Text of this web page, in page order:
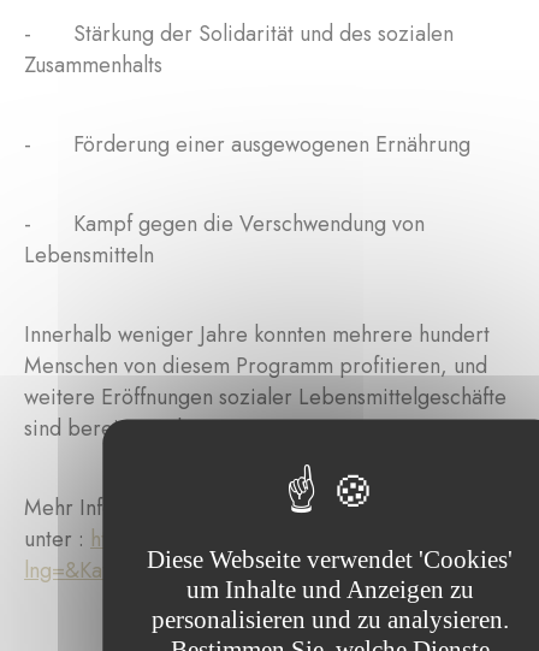
- Stärkung der Solidarität und des sozialen
Zusammenhalts
- Förderung einer ausgewogenen Ernährung
- Kampf gegen die Verschwendung von
Lebensmitteln
Innerhalb weniger Jahre konnten mehrere hundert
Menschen von diesem Programm profitieren, und
weitere Eröffnungen sozialer Lebensmittelgeschäfte
sind bereits geplant.
Mehr Infos
unter : https://www.buttek.lu/spendchen/index.asp?
lng=&Kat=106&Kap=&Tex=
Diese Webseite verwendet 'Cookies'
um Inhalte und Anzeigen zu
personalisieren und zu analysieren.